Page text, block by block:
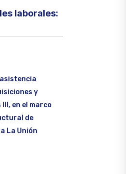
laborales:​
y
en el marco
de
La Unión